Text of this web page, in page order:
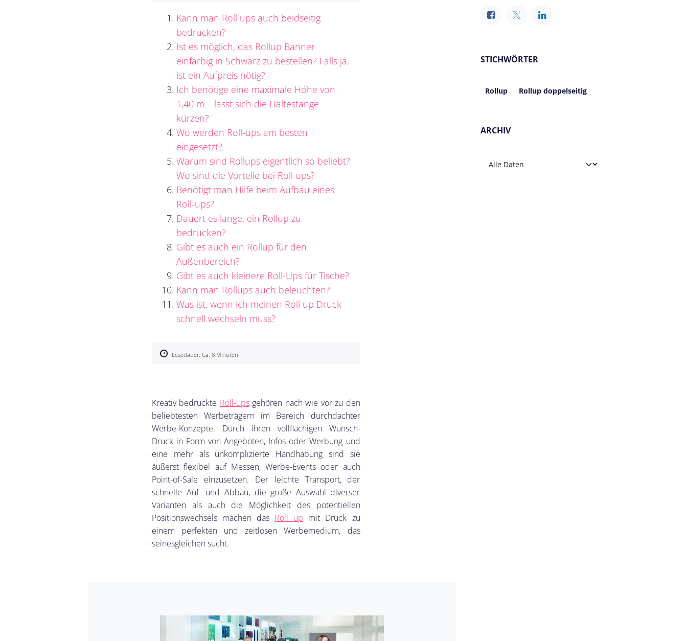
Kann man Roll ups auch beidseitig
bedrucken?
Ist es möglich, das Rollup Banner
einfarbig in Schwarz zu bestellen? Falls ja,
ist ein Aufpreis nötig?
Ich benötige eine maximale Höhe von
1,40 m – lässt sich die Haltestange
kürzen?
Wo werden Roll-ups am besten
eingesetzt?
Warum sind Rollups eigentlich so beliebt?
Wo sind die Vorteile bei Roll ups?
Benötigt man Hilfe beim Aufbau eines
Roll-ups?
Dauert es lange, ein Rollup zu
bedrucken?
Gibt es auch ein Rollup für den
Außenbereich?
Gibt es auch kleinere Roll-Ups für Tische?
Kann man Rollups auch beleuchten?
Was ist, wenn ich meinen Roll up Druck
schnell wechseln muss?
Lesedauer: Ca. 8 Minuten
Kreativ bedruckte Roll-upsgehören nach wie vor zu den
beliebtesten Werbeträgern im Bereich durchdachter
Werbe-Konzepte. Durch ihren vollflächigen Wunsch-
Druck in Form von Angeboten, Infos oder Werbung und
eine mehr als unkomplizierte Handhabung sind sie
äußerst flexibel auf Messen, Werbe-Events oder auch
Point-of-Sale einzusetzen. Der leichte Transport, der
schnelle Auf- und Abbau, die große Auswahl diverser
Varianten als auch die Möglichkeit des potentiellen
Positionswechsels machen das Roll up mit Druck zu
einem perfekten und zeitlosen Werbemedium, das
seinesgleichen sucht.
STICHWÖRTER
Rollup Rollup doppelseitig
ARCHIV